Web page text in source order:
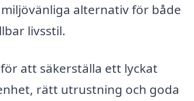
alternativ för både
livsstil.
att säkerställa ett lyckat
rätt utrustning och goda